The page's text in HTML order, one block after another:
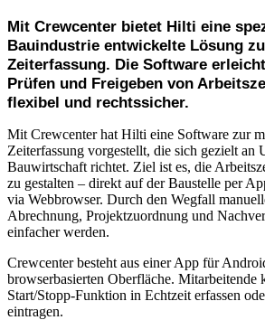
Mit Crewcenter bietet Hilti eine
Bauindustrie entwickelte Lösung
Zeiterfassung. Die Software
Prüfen und Freigeben von
flexibel und rechtssicher.
Mit Crewcenter hat Hilti eine Software zur
Zeiterfassung vorgestellt, die sich gezielt an
Bauwirtschaft richtet. Ziel ist es, die
zu gestalten – direkt auf der Baustelle per
via Webbrowser. Durch den Wegfall
Abrechnung, Projektzuordnung und
einfacher werden.
Crewcenter besteht aus einer App für
browserbasierten Oberfläche. Mitarbeitende
Start/Stopp-Funktion in Echtzeit erfassen
eintragen.